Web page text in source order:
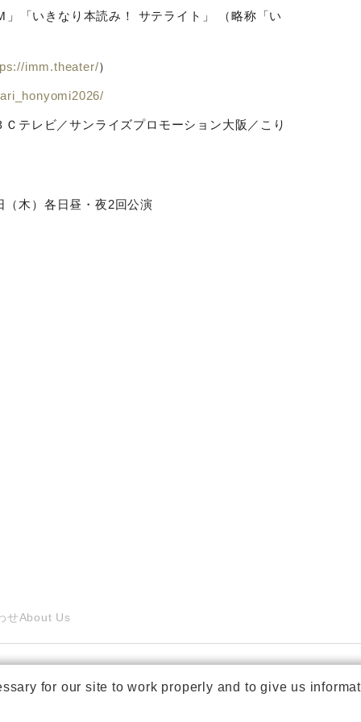
」「いきなり本読み！ サテライト」 （略称「い
imm.theater/）
テレビ／サンライズプロモーション大阪／こり
（木）各日昼・夜2回公演
せAbout Us
for our site to work properly and to give us